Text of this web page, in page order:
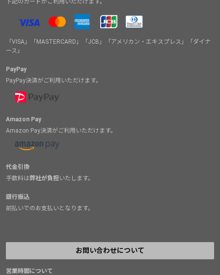
下記のカードがご利用いただけます。
「VISA」「MASTERCARD」「JCB」「アメリカン・エキスプレス」「ダイナ
ース」
PayPay
PayPay決済がご利用いただけます。
Amazon Pay
Amazon Pay決済がご利用いただけます。
代金引換
手数料は弊社が負担いたします。
銀行振込
前払いでのお支払いとなります。
お問い合わせについて
営業時間について